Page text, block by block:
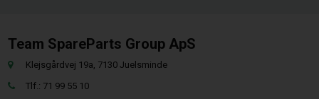
Team SpareParts Group ApS
Klejsgårdvej 19a, 7130 Juelsminde
Tlf.: 71 99 55 10